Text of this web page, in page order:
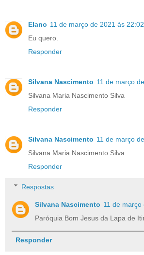
Elano 11 de março de 2021 às 22:02
Eu quero.
Responder
Silvana Nascimento 11 de março
Silvana Maria Nascimento Silva
Responder
Silvana Nascimento 11 de março
Silvana Maria Nascimento Silva
Responder
Respostas
Silvana Nascimento 11 de
Paróquia Bom Jesus da Lapa de
Responder